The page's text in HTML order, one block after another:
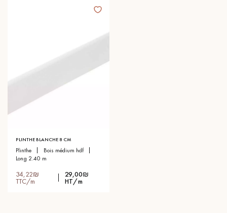
PLINTHE BLANCHE 8 CM
plinthe
bois médium hdf
long 2.40 m
34,22₪
TTC/m
29,00₪
HT/m